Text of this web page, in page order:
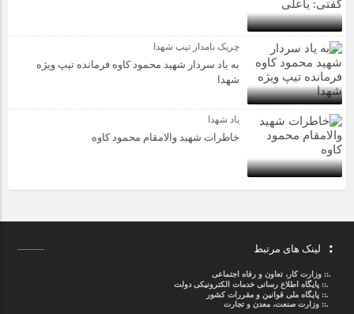
چریک نامدار تیپ شهدا
به یاد سردار شهید محمود کاوه فرمانده تیپ ویژه
شهدا
یاد شهدا
خاطرات شهید والامقام محمود کاوه‌
لینک های مرتبط
.::وزارت کار، تعاون و رفاه اجتماعی
.::پایگاه اطلاع رسانی خدمات الکترونیکی دولت
.::پایگاه ملی قوانین و مقررات کشور
.:: وزارت صنعت، معدن و تجارت